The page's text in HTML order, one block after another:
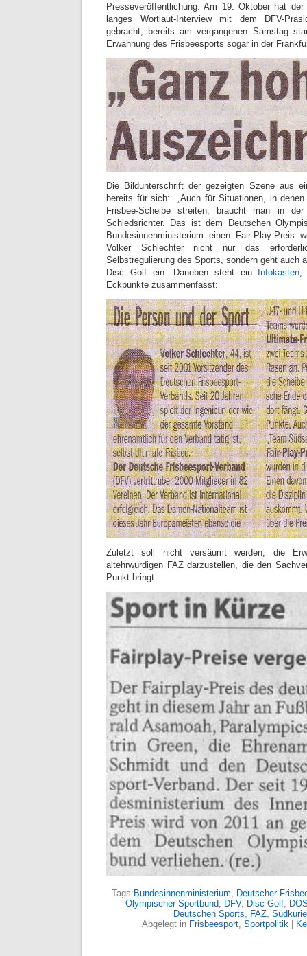
Presseveröffentlichung. Am 19. Oktober hat der
langes Wortlaut-Interview mit dem DFV-
gebracht, bereits am vergangenen Samstag
Erwähnung des Frisbeesports sogar in der
Die Bildunterschrift der gezeigten Szene aus
bereits für sich: „Auch für Situationen, in
Frisbee-Scheibe streiten, braucht man in
Schiedsrichter. Das ist dem Deutschen
Bundesinnenministerium einen Fair-Play-Preis
Volker Schlechter nicht nur das
Selbstregulierung des Sports, sondern geht auch
Disc Golf ein. Daneben steht ein
Infokasten,
Eckpunkte zusammenfasst:
Zuletzt soll nicht versäumt werden, die
altehrwürdigen FAZ darzustellen, die den
Punkt bringt:
Tags: Bundesinnenministerium, Deutscher
Olympischer Sportbund, DFV, Disc Golf,
Deutschen Sports, FAZ,
Abgelegt in Frisbeesport, Sportpolitik|